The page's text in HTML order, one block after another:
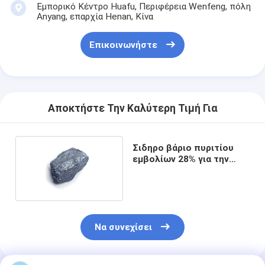
Εμπορικό Κέντρο Huafu, Περιφέρεια Wenfeng, πόλη
Anyang, επαρχία Henan, Κίνα
Επικοινωνήστε
Αποκτήστε Την Καλύτερη Τιμή Για
Σιδηρο βάριο πυριτίου
εμβολίων 28% για την
Να συνεχίσει